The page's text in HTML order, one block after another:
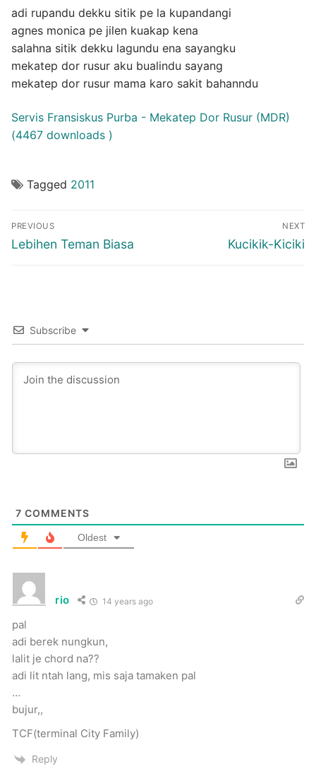
adi rupandu dekku sitik pe la kupandangi
agnes monica pe jilen kuakap kena
salahna sitik dekku lagundu ena sayangku
mekatep dor rusur aku bualindu sayang
mekatep dor rusur mama karo sakit bahanndu
Servis Fransiskus Purba - Mekatep Dor Rusur (MDR)
(4467 downloads )
Tagged 2011
Post
navigation
PREVIOUS
Previous
Lebihen Teman Biasa
NEXT
Next
Kucikik-Kiciki
Subscribe
7 COMMENTS
Oldest
rio 14 years ago
pal
adi berek nungkun,
lalit je chord na??
adi lit ntah lang, mis saja tamaken pal
…
bujur,,
TCF(terminal City Family)
Reply